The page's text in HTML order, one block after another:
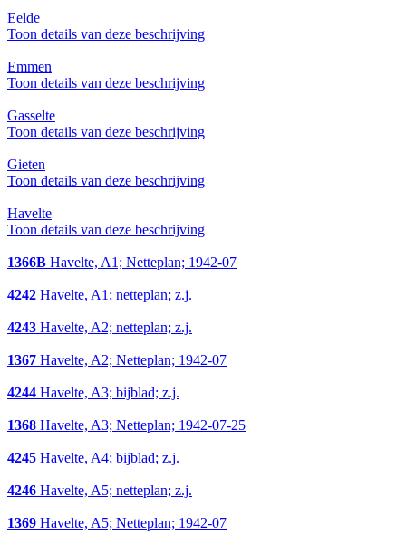
Eelde
Toon details van deze beschrijving
Emmen
Toon details van deze beschrijving
Gasselte
Toon details van deze beschrijving
Gieten
Toon details van deze beschrijving
Havelte
Toon details van deze beschrijving
1366B Havelte, A1; Netteplan; 1942-07
4242 Havelte, A1; netteplan; z.j.
4243 Havelte, A2; netteplan; z.j.
1367 Havelte, A2; Netteplan; 1942-07
4244 Havelte, A3; bijblad; z.j.
1368 Havelte, A3; Netteplan; 1942-07-25
4245 Havelte, A4; bijblad; z.j.
4246 Havelte, A5; netteplan; z.j.
1369 Havelte, A5; Netteplan; 1942-07